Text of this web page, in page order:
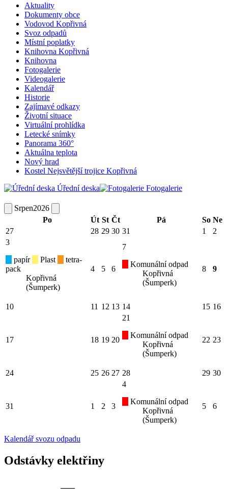
Aktuality
Dokumenty obce
Vodovod Kopřivná
Svoz odpadů
Místní poplatky
Knihovna Kopřivná
Knihovna
Fotogalerie
Videogalerie
Kalendář
Historie
Zajímavé odkazy
Životní situace
Virtuální prohlídka
Letecké snímky
Panorama 360°
Aktuálna teplota
Nový hrad
Kostel Nejsvětější trojice Kopřivná
Úřední deska
Fotogalerie
Srpen2026
Po
Út St Čt Pá So Ne
27
28 29 30 31 1
2
3
papír
Plast
tetra-
pack
Kopřivná
(Šumperk)
4 5 6
7
Komunální odpad
Kopřivná
(Šumperk)
8 9
10 11 12 13 14 15 16
17 18 19 20
21
Komunální odpad
Kopřivná
(Šumperk)
22 23
24 25 26 27 28 29 30
31 1 2 3
4
Komunální odpad
Kopřivná
(Šumperk)
5 6
Kalendář svozu odpadu
Odstávky elektřiny